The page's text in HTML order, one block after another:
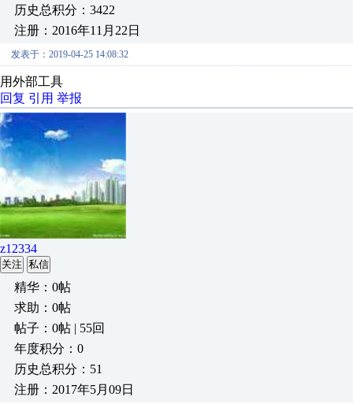
历史总积分：3422
注册：2016年11月22日
发表于：2019-04-25 14:08:32
用外部工具
回复 引用 举报
z12334
关注 私信
精华：0帖
求助：0帖
帖子：0帖 | 55回
年度积分：0
历史总积分：51
注册：2017年5月09日